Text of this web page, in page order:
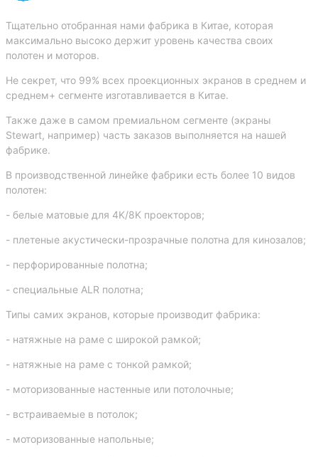
Тщательно отобранная нами фабрика в Китае, которая
максимально высоко держит уровень качества своих
полотен и моторов.
Не секрет, что 99% всех проекционных экранов в среднем и
среднем+ сегменте изготавливается в Китае.
Также даже в самом премиальном сегменте (экраны
Stewart, например) часть заказов выполняется на нашей
фабрике.
В производственной линейке фабрики есть более 10 видов
полотен:
- белые матовые для 4K/8K проекторов;
- плетеные акустически-прозрачные полотна для кинозалов;
- перфорированные полотна;
- специальные ALR полотна;
Типы самих экранов, которые производит фабрика:
- натяжные на раме с широкой рамкой;
- натяжные на раме с тонкой рамкой;
- моторизованные настенные или потолочные;
- встраиваемые в потолок;
- моторизованные напольные;